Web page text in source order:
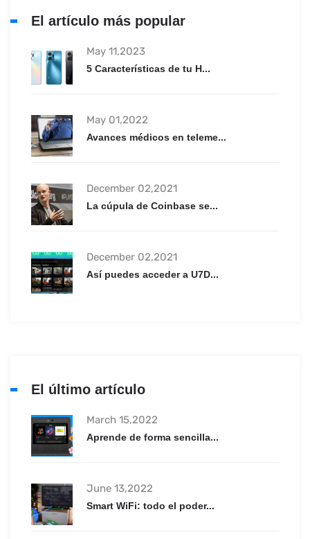
El artículo más popular
May 11,2023
5 Características de tu H...
May 01,2022
Avances médicos en teleme...
December 02,2021
La cúpula de Coinbase se...
December 02,2021
Así puedes acceder a U7D...
El último artículo
March 15,2022
Aprende de forma sencilla...
June 13,2022
Smart WiFi: todo el poder...